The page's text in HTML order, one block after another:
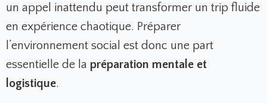
un appel inattendu peut transformer un trip fluide
en expérience chaotique. Préparer
l’environnement social est donc une part
essentielle de la préparation mentale et
logistique.